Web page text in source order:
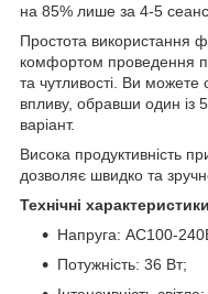
на 85% лише за 4-5
Простота використання
комфортом проведення
та чутливості. Ви можете
впливу, обравши один із
варіант.
Висока продуктивність
дозволяє швидко та
Технічні
Напруга: AC100-
Потужність: 36 Вт;